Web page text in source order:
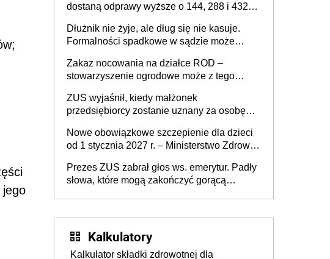
dostaną odprawy wyższe o 144, 288 i 432
Dłużnik nie żyje, ale dług się nie kasuje.
Formalności spadkowe w sądzie może
zmarłego
Zakaz nocowania na działce ROD –
stowarzyszenie ogrodowe może z tego
działki (wypowiedzieć dzierżawę)?
ZUS wyjaśnił, kiedy małżonek
przedsiębiorcy zostanie uznany za osobę
Nowe obowiązkowe szczepienie dla dzieci
od 1 stycznia 2027 r. – Ministerstwo Zdrowia
2027 r.
Prezes ZUS zabrał głos ws. emerytur. Padły
słowa, które mogą zakończyć gorącą
Kalkulatory
Kalkulator składki zdrowotnej dla